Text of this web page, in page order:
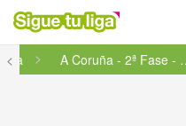
<
A